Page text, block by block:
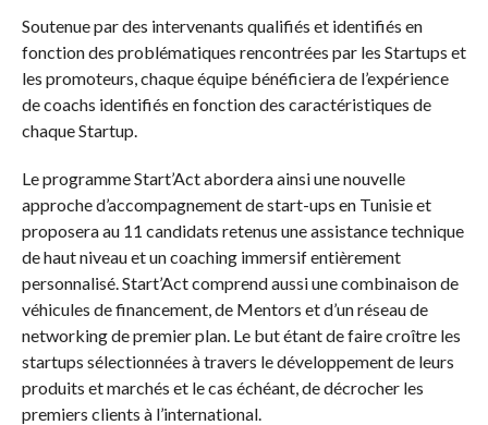
Soutenue par des intervenants qualifiés et identifiés en
fonction des problématiques rencontrées par les Startups et
les promoteurs, chaque équipe bénéficiera de l’expérience
de coachs identifiés en fonction des caractéristiques de
chaque Startup.
Le programme Start’Act abordera ainsi une nouvelle
approche d’accompagnement de start-ups en Tunisie et
proposera au 11 candidats retenus une assistance technique
de haut niveau et un coaching immersif entièrement
personnalisé. Start’Act comprend aussi une combinaison de
véhicules de financement, de Mentors et d’un réseau de
networking de premier plan. Le but étant de faire croître les
startups sélectionnées à travers le développement de leurs
produits et marchés et le cas échéant, de décrocher les
premiers clients à l’international.